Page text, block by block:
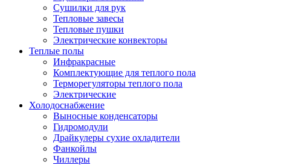
Сушилки для рук
Тепловые завесы
Тепловые пушки
Электрические конвекторы
Теплые полы
Инфракрасные
Комплектующие для теплого пола
Терморегуляторы теплого пола
Электрические
Холодоснабжение
Выносные конденсаторы
Гидромодули
Драйкулеры сухие охладители
Фанкойлы
Чиллеры